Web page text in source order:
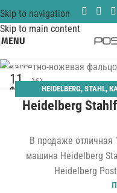
Skip to navigation
Skip to main content
MENU
11
ФЕВ HEIDELBERG, STAHL,
ОБОРУДОВАНИЕ
Heidelberg
В продаже отличная
машина Heidelberg
Heidelberg